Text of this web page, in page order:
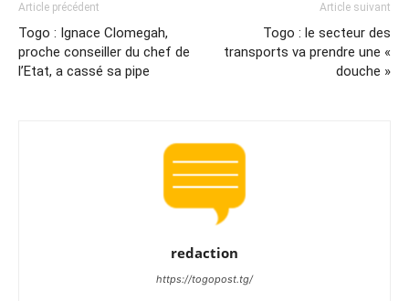
Article précédent
Togo : Ignace Clomegah,
proche conseiller du chef de
l’Etat, a cassé sa pipe
Article suivant
Togo : le secteur des
transports va prendre une «
douche »
redaction
https://togopost.tg/